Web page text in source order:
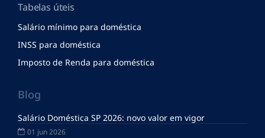
Tabelas úteis
Salário mínimo para doméstica
INSS para doméstica
Imposto de Renda para doméstica
Blog
Salário Doméstica SP 2026: novo valor em vigor
01 jun 2026